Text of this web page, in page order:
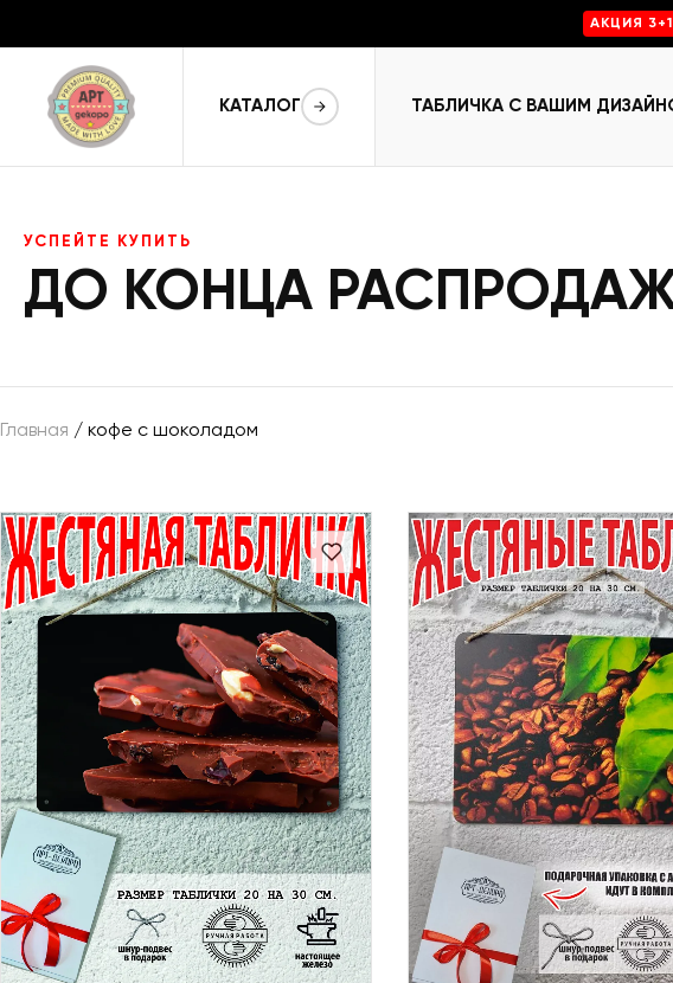
AKЦИЯ 3+1
КАТАЛОГ ТАБЛИЧКА С ВАШИМ
УСПЕЙТЕ КУПИТЬ
ДО КОНЦА
Главная / кофе с шоколадом